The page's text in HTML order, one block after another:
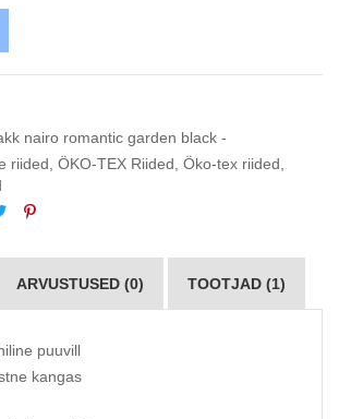
nairo romantic garden black -
riided ÖKO-TEX Riided Öko-tex riided
ARVUSTUSED (0) TOOTJAD (1)
puuvill
kangas